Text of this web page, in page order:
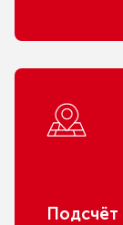
Подсчёт